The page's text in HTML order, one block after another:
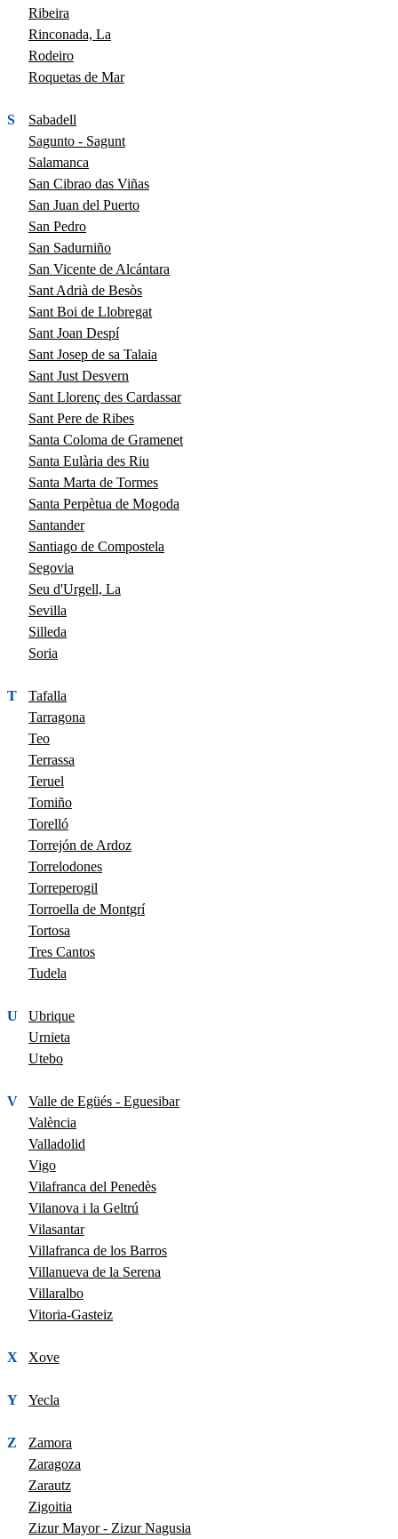
Ribeira
Rinconada, La
Rodeiro
Roquetas de Mar
S
Sabadell
Sagunto - Sagunt
Salamanca
San Cibrao das Viñas
San Juan del Puerto
San Pedro
San Sadurniño
San Vicente de Alcántara
Sant Adrià de Besòs
Sant Boi de Llobregat
Sant Joan Despí
Sant Josep de sa Talaia
Sant Just Desvern
Sant Llorenç des Cardassar
Sant Pere de Ribes
Santa Coloma de Gramenet
Santa Eulària des Riu
Santa Marta de Tormes
Santa Perpètua de Mogoda
Santander
Santiago de Compostela
Segovia
Seu d'Urgell, La
Sevilla
Silleda
Soria
T
Tafalla
Tarragona
Teo
Terrassa
Teruel
Tomiño
Torelló
Torrejón de Ardoz
Torrelodones
Torreperogil
Torroella de Montgrí
Tortosa
Tres Cantos
Tudela
U
Ubrique
Urnieta
Utebo
V
Valle de Egüés - Eguesibar
València
Valladolid
Vigo
Vilafranca del Penedès
Vilanova i la Geltrú
Vilasantar
Villafranca de los Barros
Villanueva de la Serena
Villaralbo
Vitoria-Gasteiz
X Xove
Y Yecla
Z
Zamora
Zaragoza
Zarautz
Zigoitia
Zizur Mayor - Zizur Nagusia